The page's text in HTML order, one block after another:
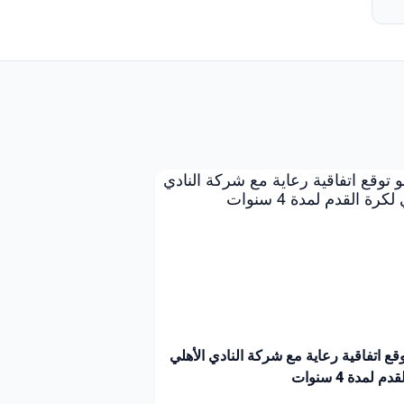
توقع اتفاقية رعاية مع شركة النادي الأهلي
لمدة 4 سنوات